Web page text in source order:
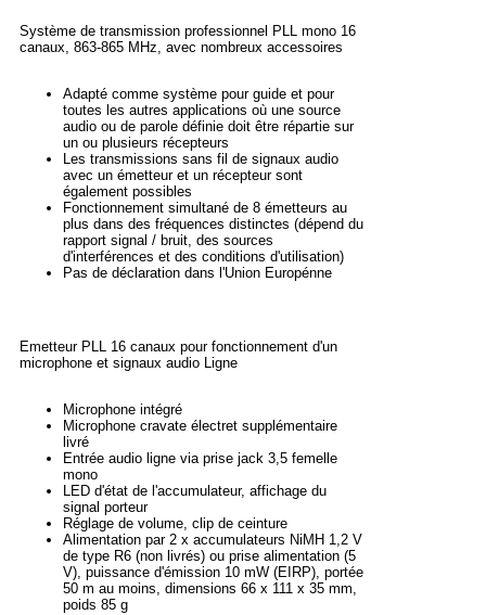
Système de transmission professionnel PLL mono 16
canaux, 863-865 MHz, avec nombreux accessoires
Adapté comme système pour guide et pour
toutes les autres applications où une source
audio ou de parole définie doit être répartie sur
un ou plusieurs récepteurs
Les transmissions sans fil de signaux audio
avec un émetteur et un récepteur sont
également possibles
Fonctionnement simultané de 8 émetteurs au
plus dans des fréquences distinctes (dépend du
rapport signal / bruit, des sources
d'interférences et des conditions d'utilisation)
Pas de déclaration dans l'Union Europénne
Emetteur PLL 16 canaux pour fonctionnement d'un
microphone et signaux audio Ligne
Microphone intégré
Microphone cravate électret supplémentaire
livré
Entrée audio ligne via prise jack 3,5 femelle
mono
LED d'état de l'accumulateur, affichage du
signal porteur
Réglage de volume, clip de ceinture
Alimentation par 2 x accumulateurs NiMH 1,2 V
de type R6 (non livrés) ou prise alimentation (5
V), puissance d'émission 10 mW (EIRP), portée
50 m au moins, dimensions 66 x 111 x 35 mm,
poids 85 g